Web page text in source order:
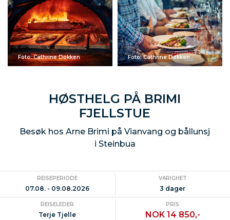
Foto: Cathrine Dokken Foto: Cathrine Dokken
HØSTHELG PÅ BRIMI
FJELLSTUE
Besøk hos Arne Brimi på Vianvang og bållunsj
i Steinbua
REISEPERIODE
07.08. - 09.08.2026
VARIGHET
3 dager
REISELEDER
Terje Tjelle
PRIS
NOK 14 850,-